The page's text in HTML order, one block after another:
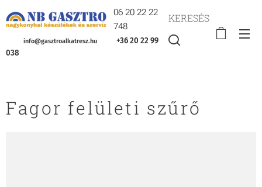
06 20 22 22
748
info@gasztroalkatresz.hu
+36 20 22 99
038
KERESÉS
Fagor felületi szűrő